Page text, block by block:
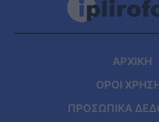
ΑΡΧΙΚΗ
ΟΡΟΙ
ΠΡΟΣΩΠΙΚΑ